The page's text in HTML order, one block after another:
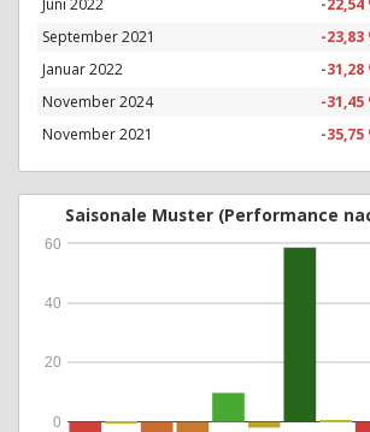
Juni 2022
-22,54
September 2021
-23,83
Januar 2022
-31,28
November 2024
-31,45
November 2021
-35,75
Saisonale Muster (Performance
0
20
40
60